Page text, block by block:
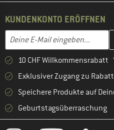
KUNDENKONTO ERÖFFNEN
E-Mail-Adresse
Gib hier deine E-Mail-Adresse
10 CHF Willkommensrabatt
Exklusiver Zugang zu
Speichere Produkte auf
Geburtstagsüberraschung